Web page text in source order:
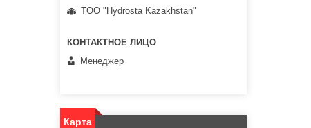
TOO "Hydrosta Kazakhstan"
Менеджер
Карта